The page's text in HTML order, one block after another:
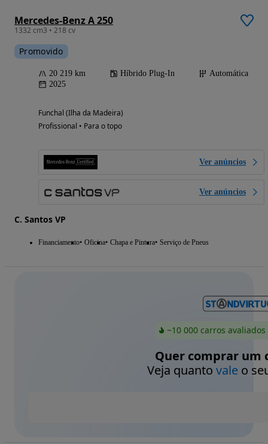
Mercedes-Benz A 250
1332 cm3 • 218 cv
Promovido
20 219 km Híbrido Plug-In
Automática
2025
Funchal (Ilha da Madeira)
Profissional • Para o topo
Ver anúncios
Ver anúncios
C. Santos VP
Financiamento Oficina Chapa e Pintura Serviço de Pneus
~10 000 carros
Quer comprar um
Veja quanto valeo